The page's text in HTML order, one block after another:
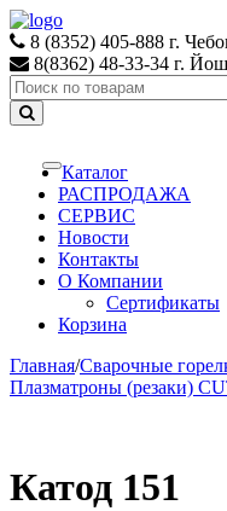
Skip
to
navigation
Skip
to
content
8 (8352) 405-888 г.
8(8362) 48-33-34 г.
Search
for:
Toggle
navigation
Каталог
РАСПРОДАЖА
СЕРВИС
Новости
Контакты
О Компании
Сертификаты
Корзина
Главная/Сварочные
Плазматроны (резаки)
Катод 151